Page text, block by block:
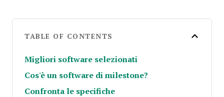
TABLE OF CONTENTS
Migliori software selezionati
Cos'è un software di milestone?
Confronta le specifiche